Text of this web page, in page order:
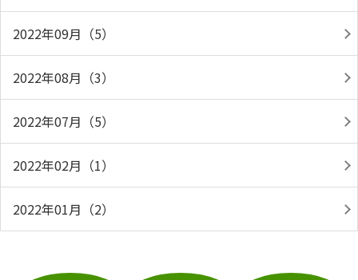
2022年09月（5）
2022年08月（3）
2022年07月（5）
2022年02月（1）
2022年01月（2）